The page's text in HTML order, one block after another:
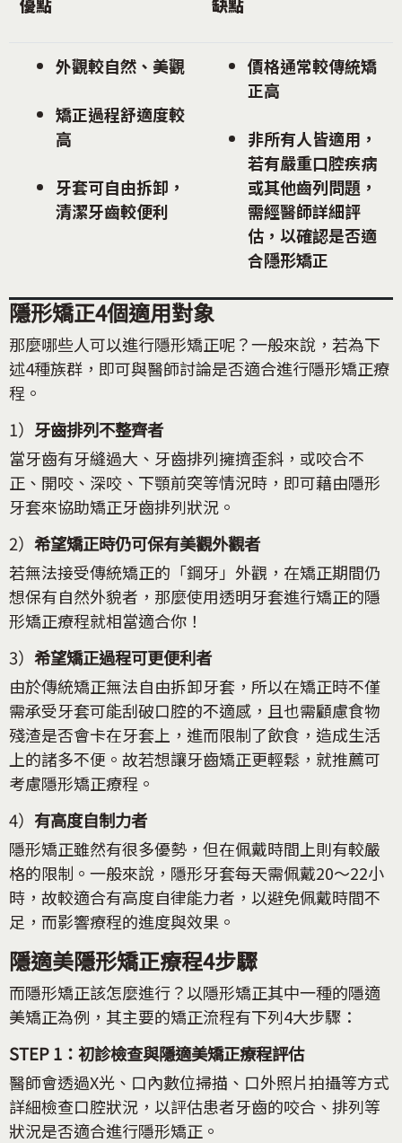
外觀較自然、美觀
矯正過程舒適度較
高
牙套可自由拆卸，
清潔牙齒較便利
價格通常較傳統矯
正高
非所有人皆適用，
若有嚴重口腔疾病
或其他齒列問題，
需經醫師詳細評
估，以確認是否適
合隱形矯正
隱形矯正4個適用對象
那麼哪些人可以進行隱形矯正呢？一般來說，若為下
述4種族群，即可與醫師討論是否適合進行隱形矯正療
程。
1） 牙齒排列不整齊者
當牙齒有牙縫過大、牙齒排列擁擠歪斜，或咬合不
正、開咬、深咬、下顎前突等情況時，即可藉由隱形
牙套來協助矯正牙齒排列狀況。
2） 希望矯正時仍可保有美觀外觀者
若無法接受傳統矯正的「鋼牙」外觀，在矯正期間仍
想保有自然外貌者，那麼使用透明牙套進行矯正的隱
形矯正療程就相當適合你！
3） 希望矯正過程可更便利者
由於傳統矯正無法自由拆卸牙套，所以在矯正時不僅
需承受牙套可能刮破口腔的不適感，且也需顧慮食物
殘渣是否會卡在牙套上，進而限制了飲食，造成生活
上的諸多不便。故若想讓牙齒矯正更輕鬆，就推薦可
考慮隱形矯正療程。
4） 有高度自制力者
隱形矯正雖然有很多優勢，但在佩戴時間上則有較嚴
格的限制。一般來說，隱形牙套每天需佩戴20～22小
時，故較適合有高度自律能力者，以避免佩戴時間不
足，而影響療程的進度與效果。
隱適美隱形矯正療程4步驟
而隱形矯正該怎麼進行？以隱形矯正其中一種的隱適
美矯正為例，其主要的矯正流程有下列4大步驟：
STEP 1：初診檢查與隱適美矯正療程評估
醫師會透過X光、口內數位掃描、口外照片拍攝等方式
詳細檢查口腔狀況，以評估患者牙齒的咬合、排列等
狀況是否適合進行隱形矯正。